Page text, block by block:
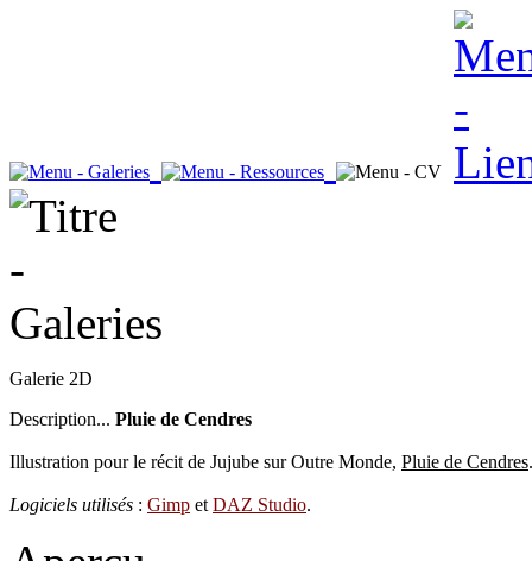
Galerie 2D
Description... Pluie de Cendres
Illustration pour le récit de Jujube sur Outre Monde, Pluie de Cendres.
Logiciels utilisés : Gimp et DAZ Studio.